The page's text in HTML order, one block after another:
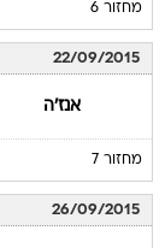
מחזור 6
22/09/2015
אנז'ה
מחזור 7
26/09/2015